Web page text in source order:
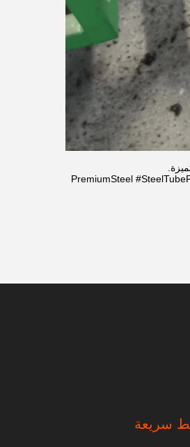
#PremiumSteel
سريعة